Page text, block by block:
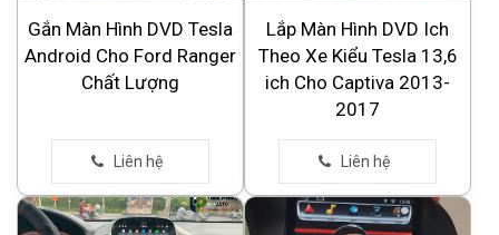
Gắn Màn Hình DVD Tesla
Android Cho Ford Ranger
Chất Lượng
Lắp Màn Hình DVD Ich
Theo Xe Kiểu Tesla 13,6
ich Cho Captiva 2013-
2017